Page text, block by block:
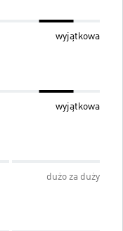
wyjątkowa
wyjątkowa
dużo za duży